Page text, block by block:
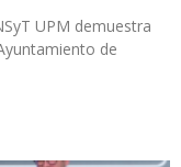
UPM demuestra
de